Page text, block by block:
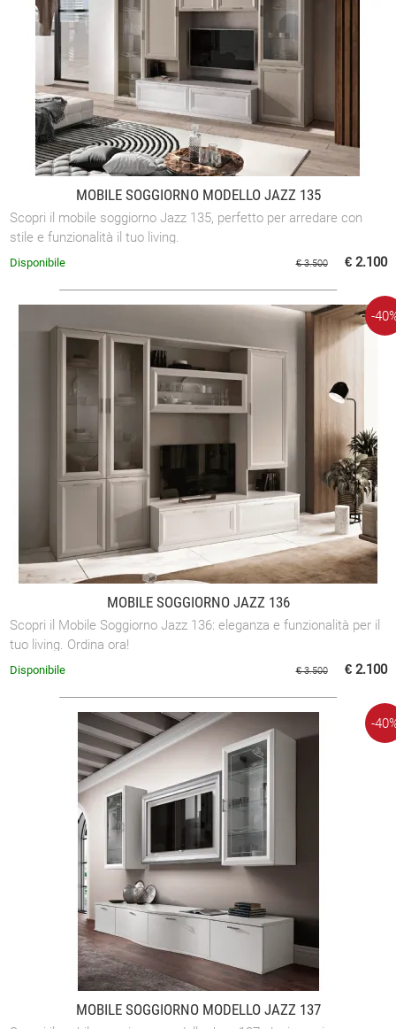
MOBILE SOGGIORNO MODELLO JAZZ 135
Scopri il mobile soggiorno Jazz 135, perfetto per arredare con
stile e funzionalità il tuo living.
€ 3.500 € 2.100
Disponibile
MOBILE SOGGIORNO JAZZ 136
Scopri il Mobile Soggiorno Jazz 136: eleganza e funzionalità per il
tuo living. Ordina ora!
-
€ 3.500 € 2.100
Disponibile
MOBILE SOGGIORNO MODELLO JAZZ 137
-